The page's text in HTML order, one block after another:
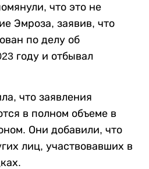
что это не
Эмроза, заявив, что
по делу об
году и отбывал
что заявления
в полном объеме в
Они добавили, что
лиц, участвовавших в